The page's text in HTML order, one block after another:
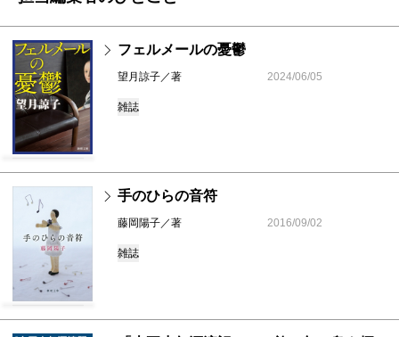
フェルメールの憂鬱
望月諒子／著 2024/06/05
雑誌
手のひらの音符
藤岡陽子／著 2016/09/02
雑誌